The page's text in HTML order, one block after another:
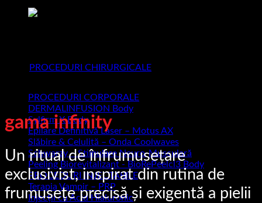
PROCEDURI CHIRURGICALE
PROCEDURI CORPORALE
DERMALINFUSION Body
Sylfirm X Body
Epilare Definitivă Laser – Motus AX
Slăbire & Celulită – Onda Coolwaves
Schwarzy – Stimulare Neuro-Musculară
Peeling Biorevitalizant - BioRePeelcl3 Body
PROCEDURI INJECTABILE
Terapia Vampir – PRP
Injecții cu Acid Hialuronic
gama infinity
Un ritual de înfrumusețare
exclusivist, inspirat din rutina de
frumusețe precisă și exigentă a pielii